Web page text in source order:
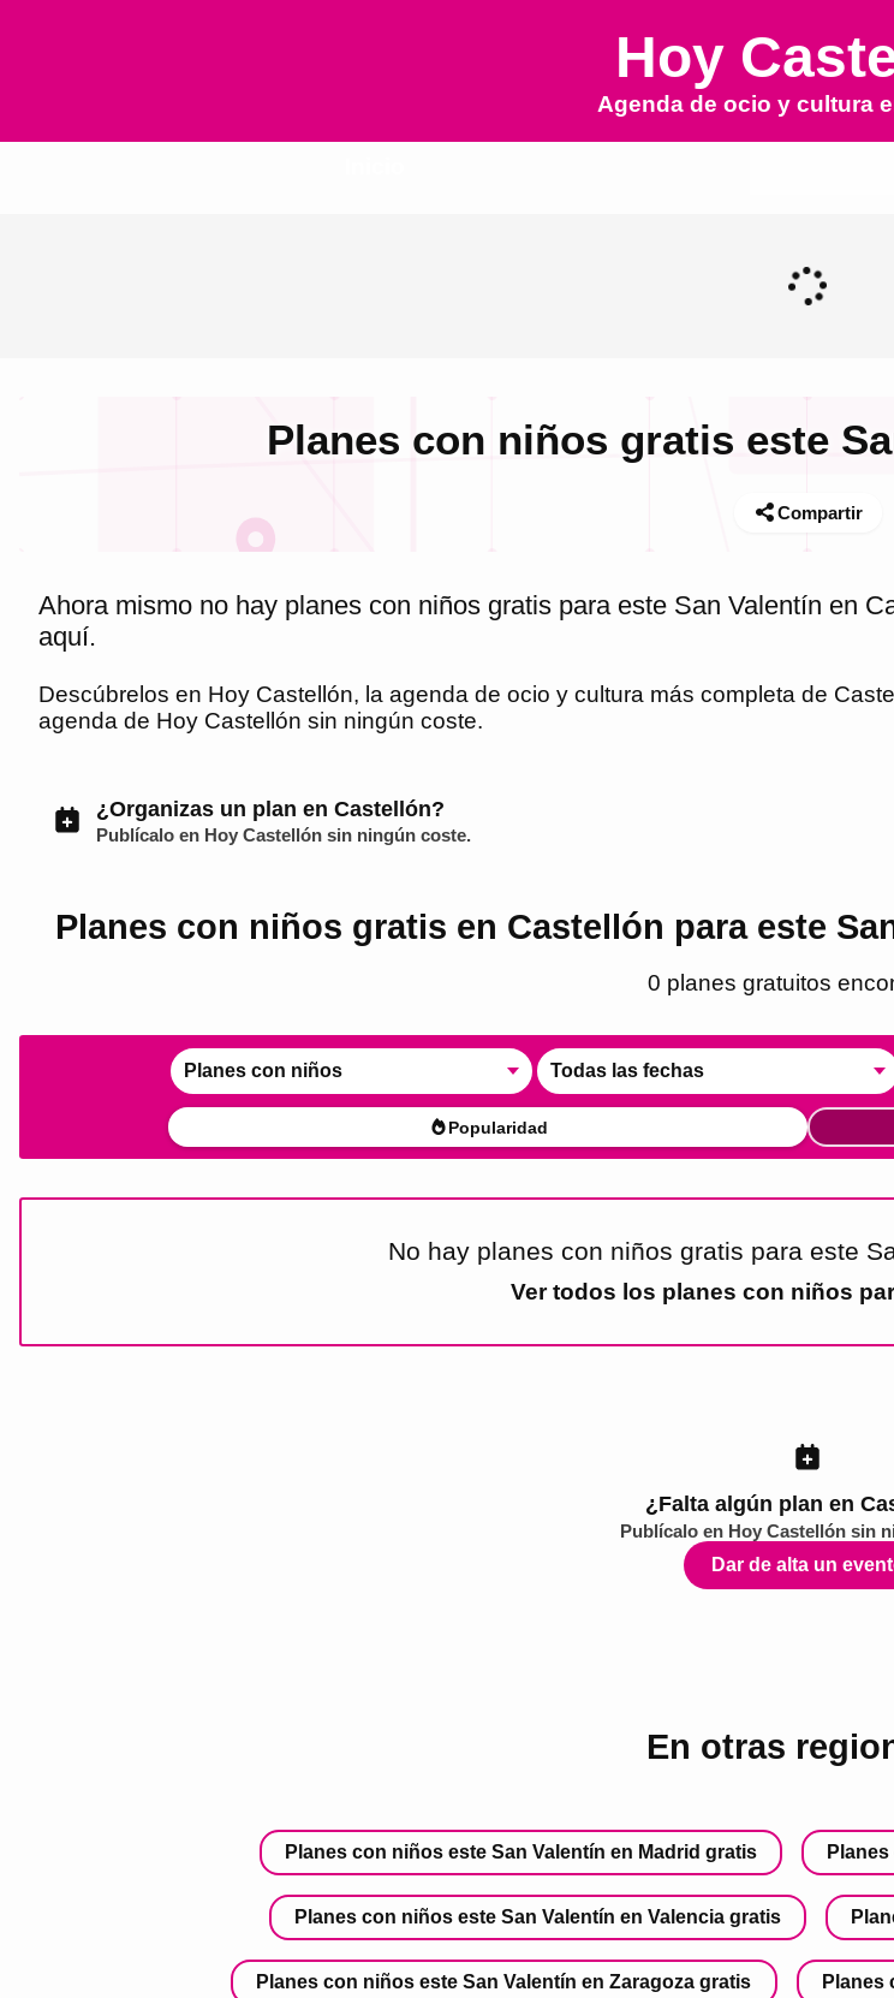
Hoy
Agenda de ocio y cultura
Planes con niños gratis este
Compartir
Ahora mismo no hay planes con niños gratis para este San Valentín en
aquí.
Descúbrelos en Hoy Castellón, la agenda de ocio y cultura más completa de
agenda de Hoy Castellón sin ningún coste.
¿Organizas un plan en Castellón?
Publícalo en Hoy Castellón sin ningún coste.
Planes con niños gratis en Castellón para este
0 planes gratuitos
Planes con niños Todas las fechas
Popularidad
No hay planes con niños gratis para este
Ver todos los planes con niños
¿Falta algún plan en
Publícalo en Hoy Castellón sin
Dar de alta un
En otras
Planes con niños este San Valentín en Madrid gratis
Planes con niños este San Valentín en Valencia gratis
Planes con niños este San Valentín en Zaragoza gratis Planes